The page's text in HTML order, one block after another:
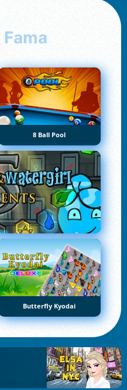
Fama
8 Ball Pool
Butterfly Kyodai